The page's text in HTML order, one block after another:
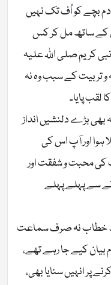
بچے کو اُف تک نہیں
کے ساتھ مل کر کس
کریم صلی اللہ علیہ
تربیت کے سبب وہ نہ
پایا۔
بڑے دلنشیں انداز
ہوا اور آپ اس کی
کی محبت و شفقت اور
سے پہلے پہلے
خطاب نہ صرف سماعت
بیان کیے جا رہے تھے،
پر انہیں سنایا بھی،